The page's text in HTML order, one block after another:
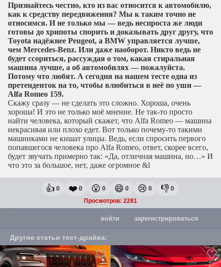
Признайтесь честно, кто из вас относится к автомобилю,
как к средству передвижения? Мы к таким точно не
относимся. И не только мы — ведь неспроста же люди
готовы до хрипоты спорить и доказывать друг другу, что
Toyota надёжнее Peugeot, а BMW управляется лучше,
чем Mercedes-Benz. Или даже наоборот. Никто ведь не
будет ссориться, рассуждая о том, какая стиральная
машина лучше, а об автомобилях — пожалуйста.
Потому что любят. А сегодня на нашем тесте одна из
претенденток на то, чтобы влюбиться в неё по уши —
Alfa Romeo 159.
Скажу сразу — не сделать это сложно. Хороша, очень
хороша! И это не только моё мнение. Не так-то просто
найти человека, который скажет, что Alfa Romeo — машина
некрасивая или плохо едет. Вот только почему-то такими
машинками не кишат улицы. Ведь, если спросить первого
попавшегося человека про Alfa Romeo, ответ, скорее всего,
будет звучать примерно так: «Да, отличная машина, но…» И
что это за большое, нет, даже огромное &l
👍 0 ❤️ 0 😮 0 😄 0 😢 0 👎 0
Просмотров: 2281
войти зарегистрироваться
Другие статьи тест-драйва: